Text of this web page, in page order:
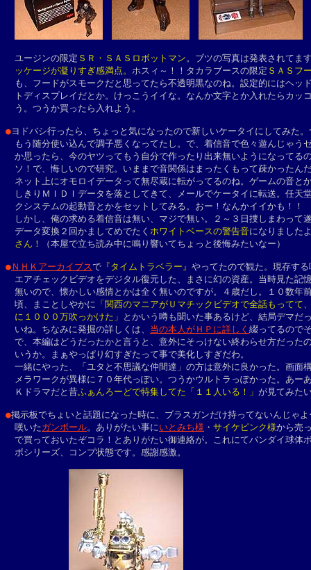
ユージンの限定 ＳＲ・ＳＡＳロボットマン 。ブツの写真は発表されてま
ッケージが凝りすぎ感満点。 ホスィ～！！タカラブースの限定 ＳＡＳフ
も、フードがスモークだと思ってたら不透明黒なのね。設定的にはヘッ
トディスプレイだとか。けっこうイイな。なんか文字とか入れたらカッ
う。つうか買ったら入れよう。
●ヨドバシ行ったら、ちょっと気になったので新しいケータイにしてみた
もう随分使い込んで調子悪くなってたし。で、着信音で色々遊んじゃう
か思ったら、今のヤツってもう自分で作ったり出来無いようになってる
ソ！で、悔しいので研究。いままで音関係はまったくもって疎かったん
ネット上にオモロイデータって無尽蔵に転がってるのね。ゲームの音と
しきりＭＩＤＩデータを落としてきて、メールでケータイに転送。任天
クシステムの起動音とかをセットしてみる。おー！なんかイイかも！！
しかし、俺の求める着信音は無い、マジで無い。２～３日捜しまわって
データ変換２回かましてめでたく ホワイトベースの警告音になりました
さん！
（本屋で立ち読み中に鳴り響いてちょっと後悔みたいなー）
● ＮＨＫアーカイブスで 『タイムトラベラー』 やってたので観た。現存する
エアチェックビデオをデジタル復元した、まさに幻の資産。当時見た記
無いので、懐かしい感情とかは全く無いのですが。４歳だし。１０数年
頃、まことしやかに 「関西のマニアがＵマチックビデオで全話もってて
に１０００万吹っかけた」 とかいう噂も聞いた事あるけど、結局デマだ
いね。ちなみに発掘の詳しくは、 当の本人がＨＰに詳しく 綴ってるので
で、本編はどうだったかと言うと、意外にそっけない終わらせ方だった
いうか。まぁやっぱり幻すぎたって事で美化しすぎだわ。
一緒にやった、「ユタと不思議な仲間達」の方は意外に良かった。画面
メラワークが異様に７０年代っぽい。つうかウルトラっぽかった。あー
Ｋドラマだと昔ふぁんろーどで特集してた「１１人いる！」 が見てみた
●掲示板でちょいと話題になった時に、ブラスガンだけ持ってないんじゃよ
嘆いたガンボール。ありがたい事に いとみち様 ・ サイケピンク様から売
で買っておいたぞコラ！とありがたい御連絡が。これにてバンダイ球体
ボシリーズ、コンプ状態です。感謝感激。